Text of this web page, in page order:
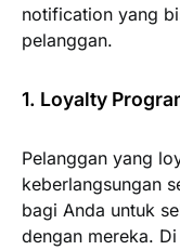
notification yang
pelanggan.
1. Loyalty
Pelanggan yang
keberlangsungan
bagi Anda untuk
dengan mereka.